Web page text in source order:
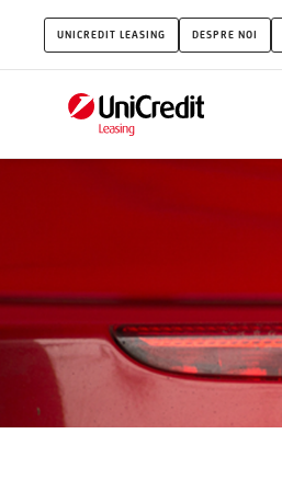
Galerie
UNICREDIT LEASING DESPRE NOI